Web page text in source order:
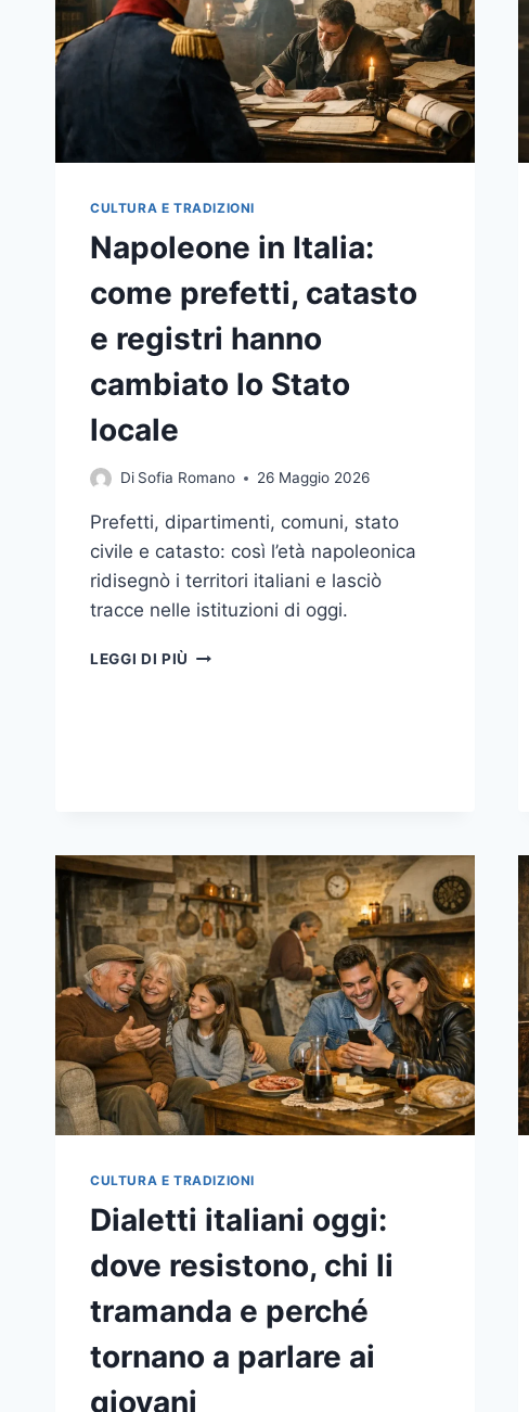
DEL
SUDAFRICA
CULTURA E TRADIZIONI
Napoleone in Italia:
come prefetti, catasto
e registri hanno
cambiato lo Stato
locale
Di Sofia Romano 26 Maggio 2026
Prefetti, dipartimenti, comuni, stato
civile e catasto: così l’età napoleonica
ridisegnò i territori italiani e lasciò
tracce nelle istituzioni di oggi.
LEGGI DI PIÙ NAPOLEONE
CAMBIATO
LO
STATO
LOCALE
CULTURA E TRADIZIONI
Dialetti italiani oggi:
dove resistono, chi li
tramanda e perché
tornano a parlare ai
giovani